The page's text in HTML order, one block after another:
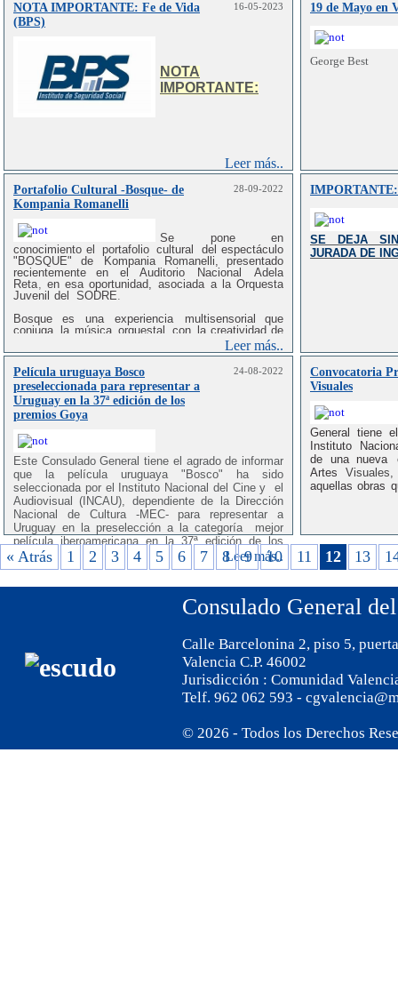
NOTA IMPORTANTE: Fe de Vida
(BPS)
16-05-2023
NOTA
IMPORTANTE:
Leer más..
19 de Mayo en
George Best
Portafolio Cultural -Bosque- de
Kompania Romanelli
28-09-2022
Se pone en
conocimiento el
portafolio cultural
del espectáculo
"BOSQUE"
de Kompania
Romanelli, presentado
recientemente en
el Auditorio Nacional
Adela
Reta, en esa oportunidad, asociada a la Orquesta
Juvenil
del SODRE.
Bosque
es una experiencia multisensorial
que
conjuga la música orquestal con la creatividad de
contemporáneas
Romanelli. Propone la incursión en un
bosque
virtual,
de encontrar y
observar
a los espíritus
protegen
(kodamas).
Invita a disfrutar
sus formas y
un mundo
con
la naturaleza
alegato
ecológico, siendo éste un aspecto
de
especial
interés para su inserción en los circuitos
culturales
del exterior.
Leer más..
SE DEJA
JURADA DE
Película uruguaya Bosco
preseleccionada para representar a
Uruguay en la 37ª edición de los
premios Goya
24-08-2022
Este Consulado General tiene el agrado de informar
que la película uruguaya "Bosco" ha sido
seleccionada por el Instituto Nacional del Cine y el
Audiovisual (INCAU), dependiente de la Dirección
Nacional de Cultura -MEC- para representar a
Uruguay en la preselección a la categoría mejor
película iberoamericana en la 37ª edición de los
premios Goya.
Leer más..
Convocatoria
Visuales
General tiene
Instituto
de
una nueva
Artes
Visuales,
aquellas obras
« Atrás 1 2 3 4 5 6 7 8 9 10 11 12 13
Consulado General
Calle Barcelonina 2, piso 5,
Valencia C.P. 46002
Jurisdicción : Comunidad
Telf. 962 062 593 -
© 2026 - Todos los Derechos